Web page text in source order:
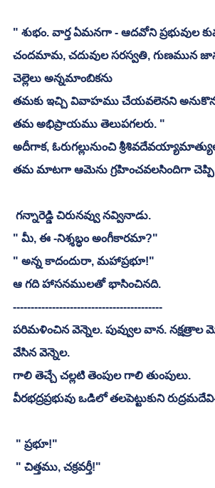
" శుభం. వార్త ఏమనగా - ఆదవోని ప్రభువుల
చందమామ, చదువుల సరస్వతి, గుణమున
చెల్లెలు అన్నమాంబికను
తమకు ఇచ్చి వివాహము చేయవలెనని
తమ అభిప్రాయము తెలుపగలరు. "
అదీగాక, ఓరుగల్లునుంచి
తమ మాటగా ఆమెను గ్రహించవలసిందిగా చెప్పి
గన్నారెడ్డి చిరునవ్వు నవ్వినాడు.
" మీ, ఈ -నిశ్శబ్ధం అంగీకారమా?"
" అన్న కాదందురా, మహాప్రభూ!"
ఆ గది హాసనములతో భాసించినది.
------------------------------------------
పరిమళించిన వెన్నెల. పువ్వుల వాన.
వేసిన వెన్నెల.
గాలి తెచ్చే చల్లటి తెంపుల గాలి తుంపులు.
వీరభద్రప్రభువు ఒడిలో తలపెట్టుకుని
" ప్రభూ!"
" చిత్తము, చక్రవర్తీ!"